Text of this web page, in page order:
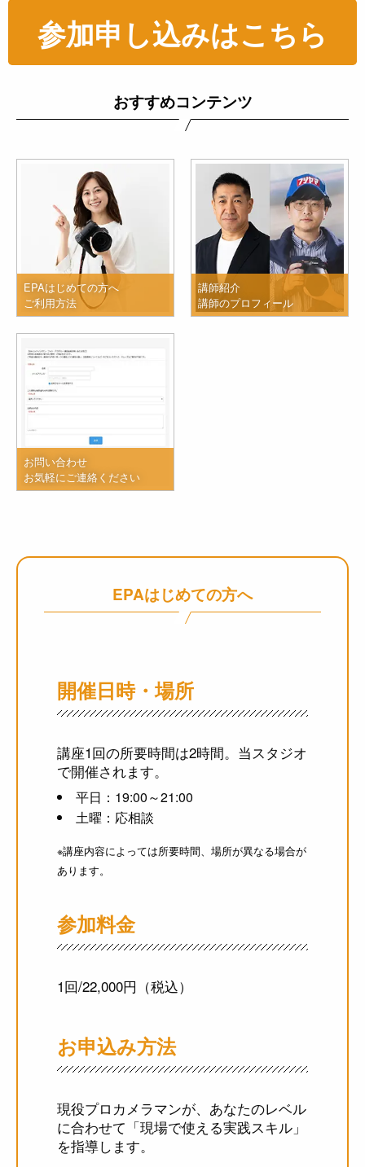
参加申し込みはこちら
おすすめコンテンツ
EPAはじめての方へ
ご利用方法
講師紹介
講師のプロフィール
お問い合わせ
お気軽にご連絡ください
EPAはじめての方へ
開催日時・場所
講座1回の所要時間は2時間。当スタジオ
で開催されます。
平日：19:00～21:00
土曜：応相談
※講座内容によっては所要時間、場所が異なる場合が
あります。
参加料金
1回/22,000円（税込）
お申込み方法
現役プロカメラマンが、あなたのレベル
に合わせて「現場で使える実践スキル」
を指導します。